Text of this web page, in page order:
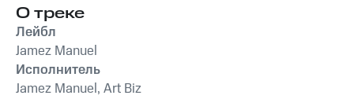
О треке
Лейбл
Jamez Manuel
Исполнитель
Jamez Manuel, Art Biz